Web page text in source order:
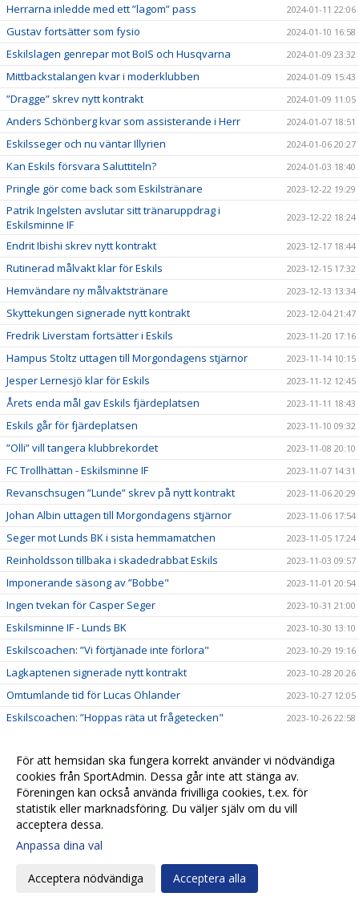
Herrarna inledde med ett ”lagom” pass 2024-01-11 22:06
Gustav fortsätter som fysio 2024-01-10 16:58
Eskilslagen genrepar mot BoIS och Husqvarna 2024-01-09 23:32
Mittbackstalangen kvar i moderklubben 2024-01-09 15:43
”Dragge” skrev nytt kontrakt 2024-01-09 11:05
Anders Schönberg kvar som assisterande i Herr 2024-01-07 18:51
Eskilsseger och nu väntar Illyrien 2024-01-06 20:27
Kan Eskils försvara Saluttiteln? 2024-01-03 18:40
Pringle gör come back som Eskilstränare 2023-12-22 19:29
Patrik Ingelsten avslutar sitt tränaruppdrag i
Eskilsminne IF
2023-12-22 18:24
Endrit Ibishi skrev nytt kontrakt 2023-12-17 18:44
Rutinerad målvakt klar för Eskils 2023-12-15 17:32
Hemvändare ny målvaktstränare 2023-12-13 13:34
Skyttekungen signerade nytt kontrakt 2023-12-04 21:47
Fredrik Liverstam fortsätter i Eskils 2023-11-20 17:16
Hampus Stoltz uttagen till Morgondagens stjärnor 2023-11-14 10:15
Jesper Lernesjö klar för Eskils 2023-11-12 12:45
Årets enda mål gav Eskils fjärdeplatsen 2023-11-11 18:43
Eskils går för fjärdeplatsen 2023-11-10 09:32
”Olli” vill tangera klubbrekordet 2023-11-08 20:10
FC Trollhättan - Eskilsminne IF 2023-11-07 14:31
Revanschsugen ”Lunde” skrev på nytt kontrakt 2023-11-06 20:29
Johan Albin uttagen till Morgondagens stjärnor 2023-11-06 17:54
Seger mot Lunds BK i sista hemmamatchen 2023-11-05 17:24
Reinholdsson tillbaka i skadedrabbat Eskils 2023-11-03 09:57
Imponerande säsong av ”Bobbe" 2023-11-01 20:54
Ingen tvekan för Casper Seger 2023-10-31 21:00
Eskilsminne IF - Lunds BK 2023-10-30 13:10
Eskilscoachen: ”Vi förtjänade inte förlora" 2023-10-29 19:16
Lagkaptenen signerade nytt kontrakt 2023-10-28 20:26
Omtumlande tid för Lucas Ohlander 2023-10-27 12:05
Eskilscoachen: ”Hoppas räta ut frågetecken" 2023-10-26 22:58
Falkenbergs FF - Eskilsminne IF 2023-10-23 12:30
Ineffektivt Eskils föll igen 2023-10-21 21:30
Eskilscoachen varnar för Ahlafors motivation 2023-10-20 11:36
Lamin Sarr: ”Nyttigt för mig att spela i Eskils"
Eskilsminne IF - Ahlafors IF
Eskils bröt förlustsviten
För att hemsidan ska fungera korrekt använder vi nödvändiga
cookies från SportAdmin. Dessa går inte att stänga av.
Föreningen kan också använda frivilliga cookies, t.ex. för
statistik eller marknadsföring. Du väljer själv om du vill
acceptera dessa.
Anpassa dina val
Acceptera nödvändiga Acceptera alla